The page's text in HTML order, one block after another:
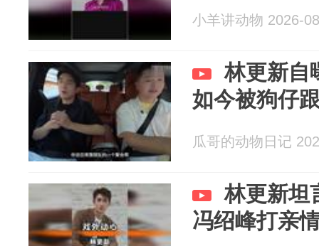
小羊讲动物 2026-
林更新自
如今被狗仔
瓜哥的动物日记
林更新坦
冯绍峰打亲